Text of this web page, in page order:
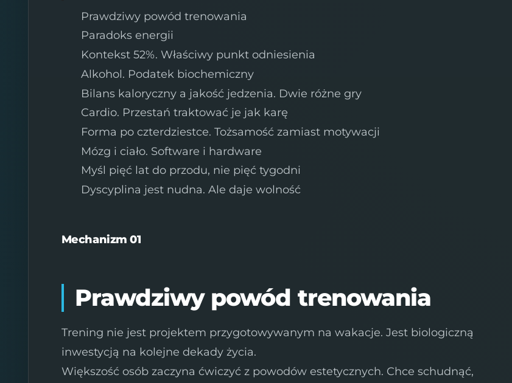
Prawdziwy powód trenowania
Paradoks energii
Kontekst 52%. Właściwy punkt odniesienia
Alkohol. Podatek biochemiczny
Bilans kaloryczny a jakość jedzenia. Dwie różne gry
Cardio. Przestań traktować je jak karę
Forma po czterdziestce. Tożsamość zamiast motywacji
Mózg i ciało. Software i hardware
Myśl pięć lat do przodu, nie pięć tygodni
Dyscyplina jest nudna. Ale daje wolność
Mechanizm 01
Prawdziwy powód trenowania
Trening nie jest projektem przygotowywanym na wakacje. Jest biologiczną
inwestycją na kolejne dekady życia.
Większość osób zaczyna ćwiczyć z powodów estetycznych. Chce schudnąć,